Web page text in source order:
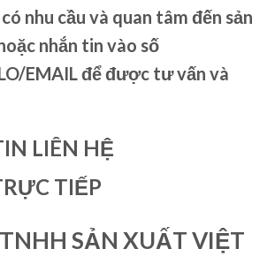
nhu cầu và quan tâm đến sản
nhắn tin vào số
EMAIL để được tư vấn và
LIÊN HỆ
TIẾP
SẢN XUẤT VIỆT